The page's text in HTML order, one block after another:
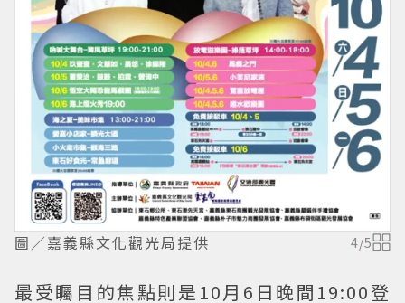
圖／嘉義縣文化觀光局提供 4/5
最受矚目的焦點則是10月6日晚間19:00登